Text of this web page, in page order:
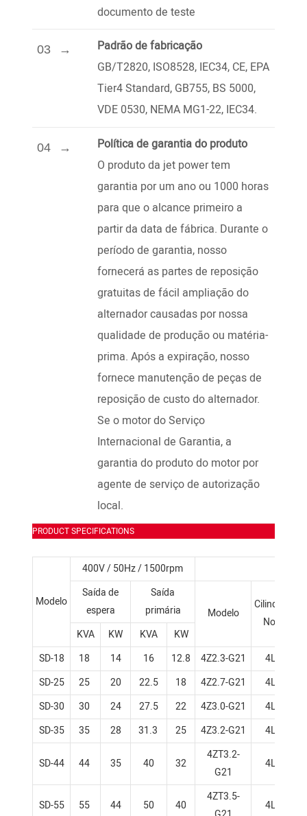
documento de teste
03
Padrão de fabricação
GB/T2820, ISO8528, IEC34, CE, EPA
Tier4 Standard, GB755, BS 5000,
VDE 0530, NEMA MG1-22, IEC34.
04
Política de garantia do produto
O produto da jet power tem
garantia por um ano ou 1000 horas
para que o alcance primeiro a
partir da data de fábrica. Durante o
período de garantia, nosso
fornecerá as partes de reposição
gratuitas de fácil ampliação do
alternador causadas por nossa
qualidade de produção ou matéria-
prima. Após a expiração, nosso
fornece manutenção de peças de
reposição de custo do alternador.
Se o motor do Serviço
Internacional de Garantia, a
garantia do produto do motor por
agente de serviço de autorização
local.
PRODUCT SPECIFICATIONS
Modelo
400V / 50Hz / 1500rpm
Saída de
espera
Saída
primária
Modelo
Cilindro
No.
KVA KW KVA
KW
SD-18
18 14 16 12.8 4Z2.3-G21 4L
SD-25
25 20 22.5 18 4Z2.7-G21 4L
SD-30
30 24 27.5 22 4Z3.0-G21 4L
SD-35
35 28 31.3 25 4Z3.2-G21 4L
SD-44 44 35 40 32
4ZT3.2-
G21
4L
SD-55 55 44 50 40
4ZT3.5-
4L